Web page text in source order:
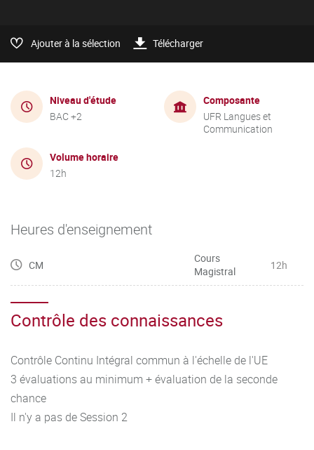
Ajouter à la sélection Télécharger
Niveau d'étude
BAC +2
Composante
UFR Langues et
Communication
Volume horaire
12h
Heures d'enseignement
CM
Cours
Magistral
12h
Contrôle des connaissances
Contrôle Continu Intégral commun à l'échelle de l'UE
3 évaluations au minimum + évaluation de la seconde
chance
Il n'y a pas de Session 2